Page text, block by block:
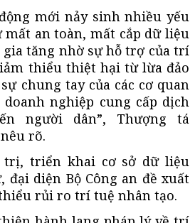
mới nảy sinh nhiều yếu
an toàn, mất cắp dữ liệu
gia tăng nhờ sự hỗ trợ của trí
thiểu thiệt hại từ lừa đảo
chung tay của các cơ quan
nghiệp cung cấp dịch
người dân”, Thượng tá
rõ.
trị, triển khai cơ sở dữ liệu
đại diện Bộ Công an đề xuất
rủi ro trí tuệ nhân tạo.